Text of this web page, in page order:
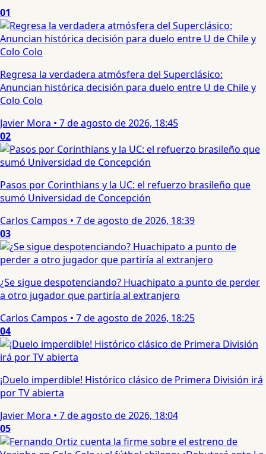
01
Regresa la verdadera atmósfera del Superclásico:
Anuncian histórica decisión para duelo entre U de Chile y
Colo Colo
Javier Mora • 7 de agosto de 2026, 18:45
02
Pasos por Corinthians y la UC: el refuerzo brasileño que
sumó Universidad de Concepción
Carlos Campos • 7 de agosto de 2026, 18:39
03
¿Se sigue despotenciando? Huachipato a punto de perder
a otro jugador que partiría al extranjero
Carlos Campos • 7 de agosto de 2026, 18:25
04
¡Duelo imperdible! Histórico clásico de Primera División irá
por TV abierta
Javier Mora • 7 de agosto de 2026, 18:04
05